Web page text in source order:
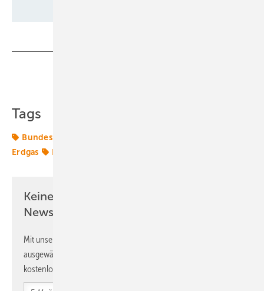
Tags
Bundespolitik
Erdgas
Kohleausstieg
Keine Zeit? Kein Problem mit dem ERE
Newsletter!
Mit unserem Newsletter erhalten Sie regelmäßig von uns
ausgewählte Informationen und Neuigkeiten, gebündelt und
kostenlos direkt ins Postfach.